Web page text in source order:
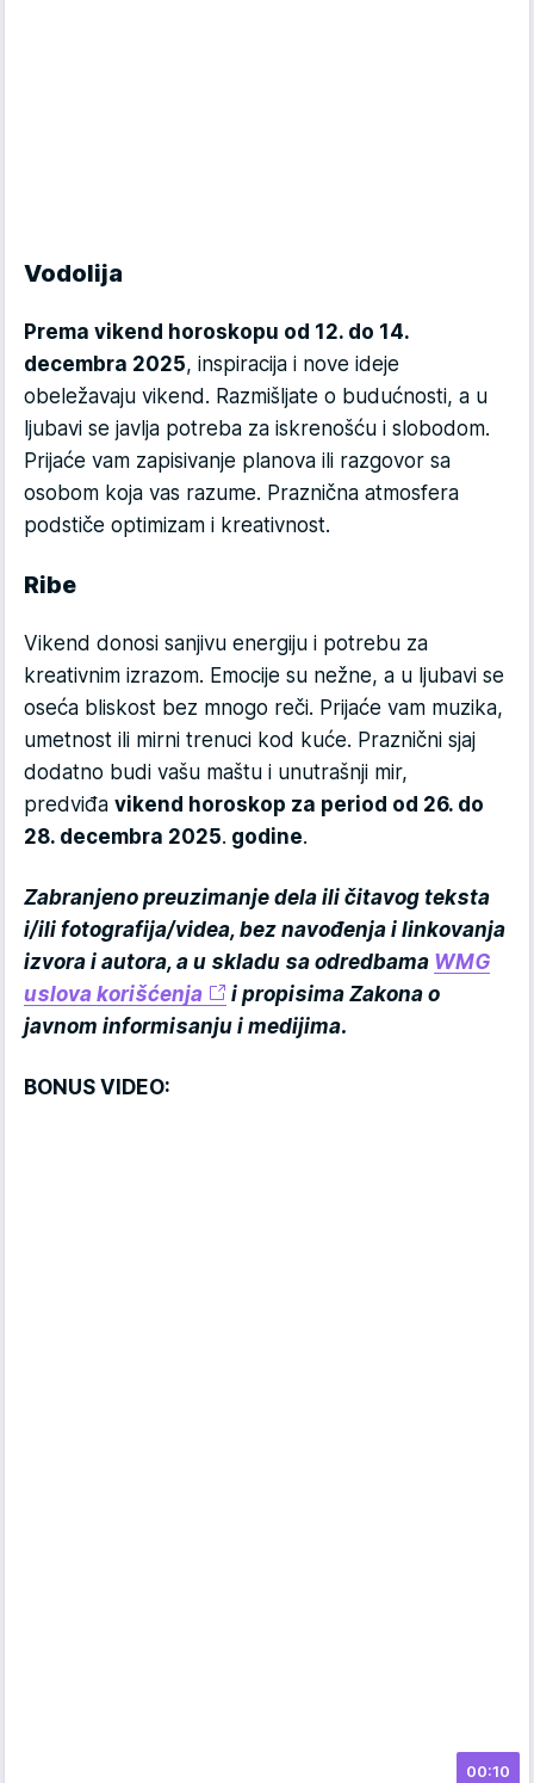
Vodolija
Prema vikend horoskopu od 12. do 14.
decembra 2025, inspiracija i nove ideje
obeležavaju vikend. Razmišljate o budućnosti, a u
ljubavi se javlja potreba za iskrenošću i slobodom.
Prijaće vam zapisivanje planova ili razgovor sa
osobom koja vas razume. Praznična atmosfera
podstiče optimizam i kreativnost.
Ribe
Vikend donosi sanjivu energiju i potrebu za
kreativnim izrazom. Emocije su nežne, a u ljubavi se
oseća bliskost bez mnogo reči. Prijaće vam muzika,
umetnost ili mirni trenuci kod kuće. Praznični sjaj
dodatno budi vašu maštu i unutrašnji mir,
predviđa vikend horoskop za period od 26. do
28. decembra 2025. godine.
Zabranjeno preuzimanje dela ili čitavog teksta
i/ili fotografija/videa, bez navođenja i linkovanja
izvora i autora, a u skladu sa odredbama WMG
uslova korišćenja
i propisima Zakona o
javnom informisanju i medijima.
BONUS VIDEO:
00:10